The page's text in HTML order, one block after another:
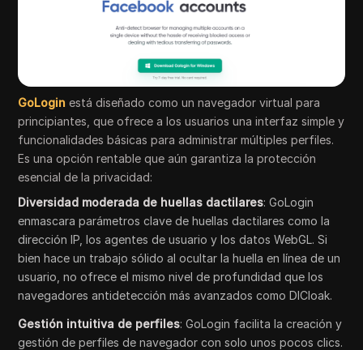
GoLogin está diseñado como un navegador virtual para
principiantes, que ofrece a los usuarios una interfaz simple y
funcionalidades básicas para administrar múltiples perfiles.
Es una opción rentable que aún garantiza la protección
esencial de la privacidad:
Diversidad moderada de huellas dactilares: GoLogin
enmascara parámetros clave de huellas dactilares como la
dirección IP, los agentes de usuario y los datos WebGL. Si
bien hace un trabajo sólido al ocultar la huella en línea de un
usuario, no ofrece el mismo nivel de profundidad que los
navegadores antidetección más avanzados como DICloak.
Gestión intuitiva de perfiles: GoLogin facilita la creación y
gestión de perfiles de navegador con solo unos pocos clics.